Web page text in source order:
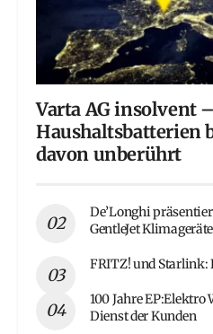
Varta AG insolvent –
Haushaltsbatterien
davon unberührt
De’Longhi
GentleJet Klimageräte
FRITZ! und Starlink:
100 Jahre
Dienst der Kunden